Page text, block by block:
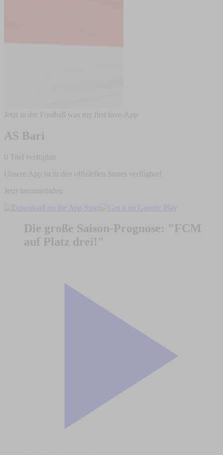
Jetzt in der Football was my first love-App
AS Bari
0 Titel verfügbar
Unsere App ist in den offiziellen Stores verfügbar!
Jetzt herunterladen
Die große Saison-Prognose: "FCM
auf Platz drei!"